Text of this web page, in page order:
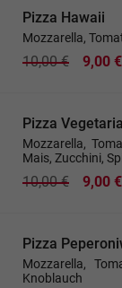
Pizza Hawaii
Mozzarella,
10,00 € 9,00 €
Pizza
Mozzarella,
Mais, Zucchini,
10,00 € 9,00 €
Pizza
Mozzarella,
Knoblauch